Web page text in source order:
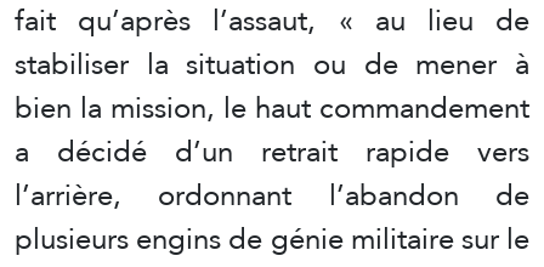
fait qu’après l’assaut, « au lieu de
stabiliser la situation ou de mener à
bien la mission, le haut commandement
a décidé d’un retrait rapide vers
l’arrière, ordonnant l’abandon de
plusieurs engins de génie militaire sur le